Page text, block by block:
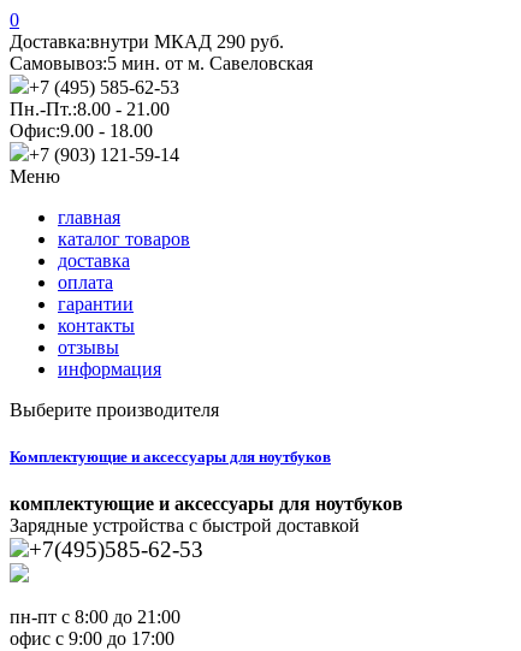
0
Доставка:внутри МКАД 290 руб.
Самовывоз:5 мин. от м. Савеловская
+7 (495) 585-62-53
Пн.-Пт.:8.00 - 21.00
Офис:9.00 - 18.00
+7 (903) 121-59-14
Меню
главная
каталог товаров
доставка
оплата
гарантии
контакты
отзывы
информация
Выберите производителя
Комплектующие и аксессуары для ноутбуков
комплектующие и аксессуары для ноутбуков
Зарядные устройства с быстрой доставкой
+7(495)585-62-53
пн-пт с 8:00 до 21:00
офис с 9:00 до 17:00